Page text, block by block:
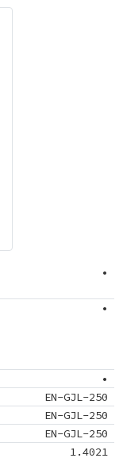
•
•
•
EN-GJL-250
EN-GJL-250
EN-GJL-250
1.4021